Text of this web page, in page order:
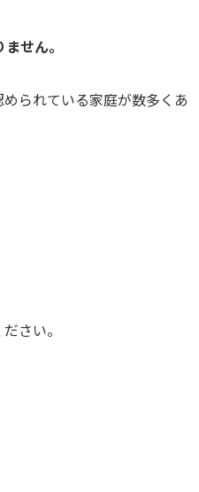
せん。
られている家庭が数多くあ
さい。